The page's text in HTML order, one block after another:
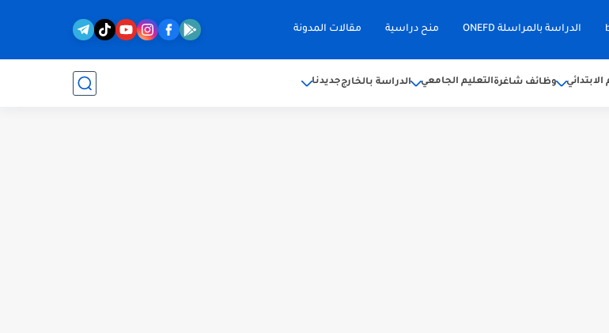
الدراسة بالمراسلة ONEFD منح دراسية مقالات المدونة
الابتدائي وظائف شاغرةالتعليم الجامعي الدراسة بالخارججديدنا